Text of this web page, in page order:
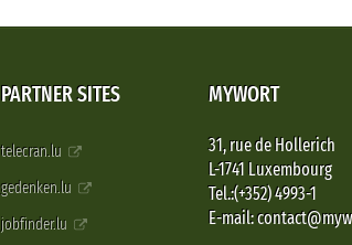
PARTNER SITES
telecran.lu
gedenken.lu
jobfinder.lu
MYWORT
31, rue de Hollerich
L-1741 Luxembourg
Tel.:(+352) 4993-1
E-mail: